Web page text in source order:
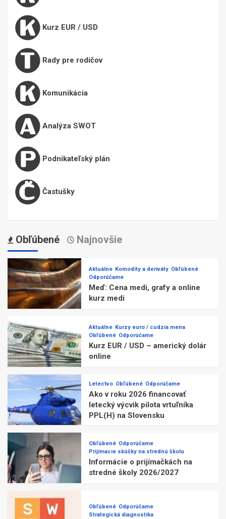
Kurz EUR / USD
Rady pre rodičov
Komunikácia
Analýza SWOT
Podnikateľský plán
Častušky
Obľúbené Najnovšie
Aktuálne Komodity a deriváty Obľúbené
Odporúčame
Meď: Cena medi, grafy a online
kurz medi
Aktuálne Kurzy euro / cudzia mena
Obľúbené Odporúčame
Kurz EUR / USD – americký dolár
online
Letectvo Obľúbené Odporúčame
Ako v roku 2026 financovať
letecký výcvik pilota vrtuľníka
PPL(H) na Slovensku
Obľúbené Odporúčame
Prijímacie skúšky na strednú školu
Informácie o prijímačkách na
stredné školy 2026/2027
Obľúbené Odporúčame
Strategická diagnostika